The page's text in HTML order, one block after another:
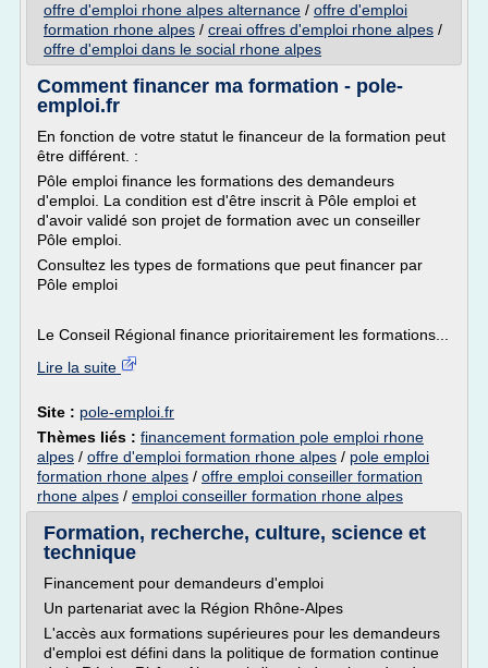
offre d'emploi rhone alpes alternance / offre d'emploi
formation rhone alpes / creai offres d'emploi rhone alpes /
offre d'emploi dans le social rhone alpes
Comment financer ma formation - pole-
emploi.fr
En fonction de votre statut le financeur de la formation peut
être différent. :
Pôle emploi finance les formations des demandeurs
d'emploi. La condition est d'être inscrit à Pôle emploi et
d'avoir validé son projet de formation avec un conseiller
Pôle emploi.
Consultez les types de formations que peut financer par
Pôle emploi
Le Conseil Régional finance prioritairement les formations...
Lire la suite
Site : pole-emploi.fr
Thèmes liés : financement formation pole emploi rhone
alpes / offre d'emploi formation rhone alpes / pole emploi
formation rhone alpes / offre emploi conseiller formation
rhone alpes / emploi conseiller formation rhone alpes
Formation, recherche, culture, science et
technique
Financement pour demandeurs d'emploi
Un partenariat avec la Région Rhône-Alpes
L'accès aux formations supérieures pour les demandeurs
d'emploi est défini dans la politique de formation continue